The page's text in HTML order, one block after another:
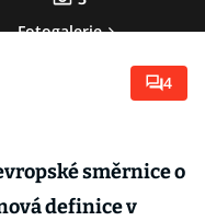
Fotogalerie
4
směrnice o
definice v